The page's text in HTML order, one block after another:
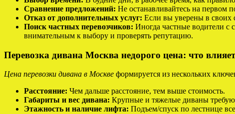
Сравнение предложений: Не останавливайтесь на первом
Отказ от дополнительных услуг: Если вы уверены в своих
Поиск частных перевозчиков: Иногда частные водители с
внимательным к выбору и проверять репутацию.
Перевозка дивана Москва недорого цена: что
Цена перевозки дивана в Москве формируется из нескольких
Расстояние: Чем дальше расстояние, тем выше стоимость.
Габариты и вес дивана: Крупные и тяжелые диваны
Этажность и наличие лифта: Подъем/спуск по лестнице